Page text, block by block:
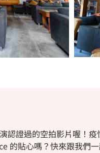
證過的空拍影片喔！
的貼心嗎？快來跟我們一